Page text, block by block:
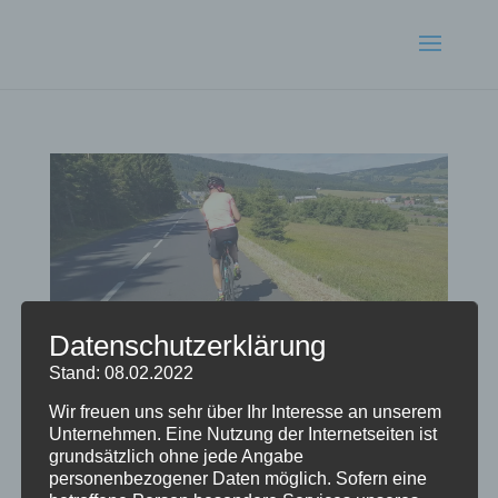
Mit Dirk gegen den Wind
vonRadlausicker|Juni 28, 2019|Brevets
Datenschutzerklärung
Stand: 08.02.2022
Wir freuen uns sehr über Ihr Interesse an unserem
Unternehmen. Eine Nutzung der Internetseiten ist
grundsätzlich ohne jede Angabe
personenbezogener Daten möglich. Sofern eine